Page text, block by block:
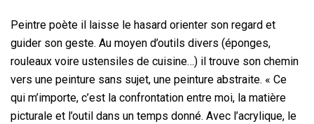
Peintre poète il laisse le hasard orienter son regard et
guider son geste. Au moyen d’outils divers (éponges,
rouleaux voire ustensiles de cuisine…) il trouve son chemin
vers une peinture sans sujet, une peinture abstraite. « Ce
qui m’importe, c’est la confrontation entre moi, la matière
picturale et l’outil dans un temps donné. Avec l’acrylique, le